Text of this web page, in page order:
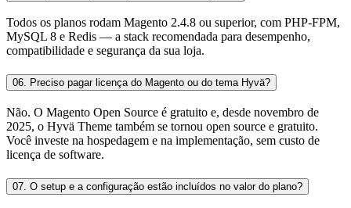
Todos os planos rodam Magento 2.4.8 ou superior, com PHP-FPM,
MySQL 8 e Redis — a stack recomendada para desempenho,
compatibilidade e segurança da sua loja.
06. Preciso pagar licença do Magento ou do tema Hyvä?
Não. O Magento Open Source é gratuito e, desde novembro de
2025, o Hyvä Theme também se tornou open source e gratuito.
Você investe na hospedagem e na implementação, sem custo de
licença de software.
07. O setup e a configuração estão incluídos no valor do plano?